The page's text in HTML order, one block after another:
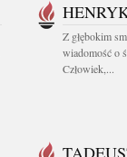
Z głębokim
wiadomość o
Człowiek,...